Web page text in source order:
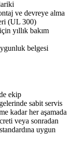
ve devreye alma
(UL 300)
yıllık bakım
belgesi
ekip
sabit servis
kadar her aşamada
veya sonradan
uygun